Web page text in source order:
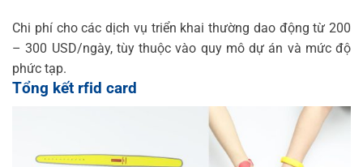
Chi phí cho các dịch vụ triển khai thường dao động từ 200
– 300 USD/ngày, tùy thuộc vào quy mô dự án và mức độ
phức tạp.
Tổng kết rfid card